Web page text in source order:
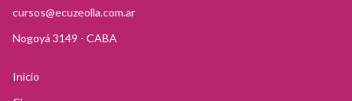
cursos@ecuzeolla.com.ar
Nogoyá 3149 - CABA
Inicio